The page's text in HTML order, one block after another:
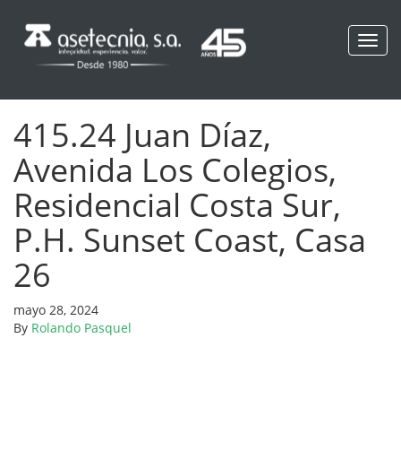
415.24 Juan Díaz,
Avenida Los Colegios,
Residencial Costa Sur,
P.H. Sunset Coast, Casa
26
mayo 28, 2024
By Rolando Pasquel